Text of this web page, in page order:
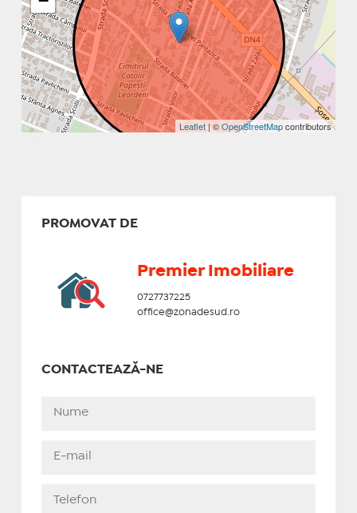
Leaflet | ©OpenStreetMapcontributors
PROMOVAT DE
Premier Imobiliare
0727737225
office@zonadesud.ro
CONTACTEAZĂ-NE